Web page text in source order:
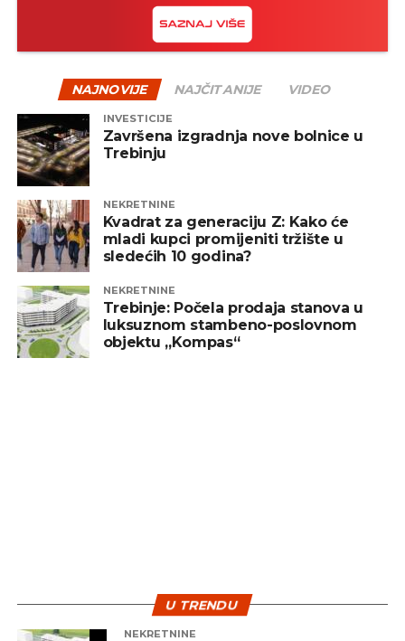
NAJNOVIJE NAJČITANIJE VIDEO
INVESTICIJE
Završena izgradnja nove bolnice u
Trebinju
NEKRETNINE
Kvadrat za generaciju Z: Kako će
mladi kupci promijeniti tržište u
sledećih 10 godina?
NEKRETNINE
Trebinje: Počela prodaja stanova u
luksuznom stambeno-poslovnom
objektu „Kompas“
U TRENDU
NEKRETNINE